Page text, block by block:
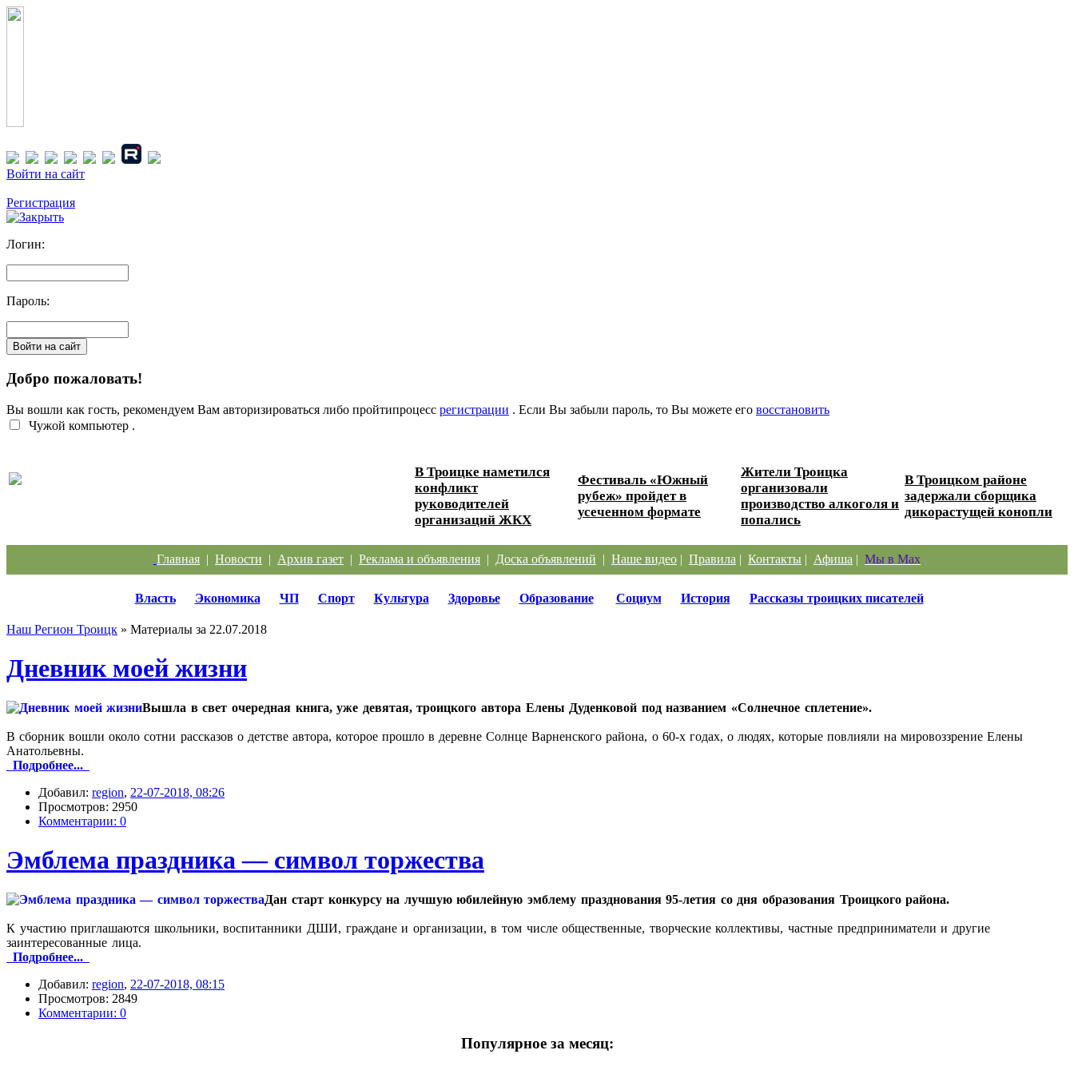
Войти на сайт
Регистрация
Логин:
Пароль:
Добро пожаловать!
Вы вошли как гость, рекомендуем Вам авторизироваться либо пройтипроцесс регистрации . Если Вы забыли пароль, то Вы можете его восстановить
Чужой компьютер .
В Троицке наметился
конфликт
руководителей
организаций ЖКХ
Фестиваль «Южный
рубеж» пройдет в
усеченном формате
Жители Троицка
организовали
производство алкоголя и
попались
В Троицком районе
задержали сборщика
дикорастущей конопли
Главная | Новости | Архив газет | Реклама и объявления | Доска объявлений | Наше видео | Правила | Контакты | Афиша | Мы в Max
Власть Экономика ЧП Спорт Культура Здоровье Образование Социум История Рассказы троицких писателей
Наш Регион Троицк » Материалы за 22.07.2018
Дневник моей жизни
Вышла в свет очередная книга, уже девятая, троицкого автора Елены Дуденковой под названием «Солнечное сплетение».
В сборник вошли около сотни рассказов о детстве автора, которое прошло в деревне Солнце Варненского района, о 60‑х годах, о людях, которые повлияли на мировоззрение Елены
Анатольевны.
Подробнее...
Добавил: region, 22-07-2018, 08:26
Просмотров: 2950
Комментарии: 0
Эмблема праздника — символ торжества
Дан старт конкурсу на лучшую юбилейную эмблему празднования 95‑летия со дня образования Троицкого района.
К участию приглашаются школьники, воспитанники ДШИ, граждане и организации, в том числе общественные, творческие коллективы, частные предприниматели и другие
заинтересованные лица.
Подробнее...
Добавил: region, 22-07-2018, 08:15
Просмотров: 2849
Комментарии: 0
Популярное за месяц: